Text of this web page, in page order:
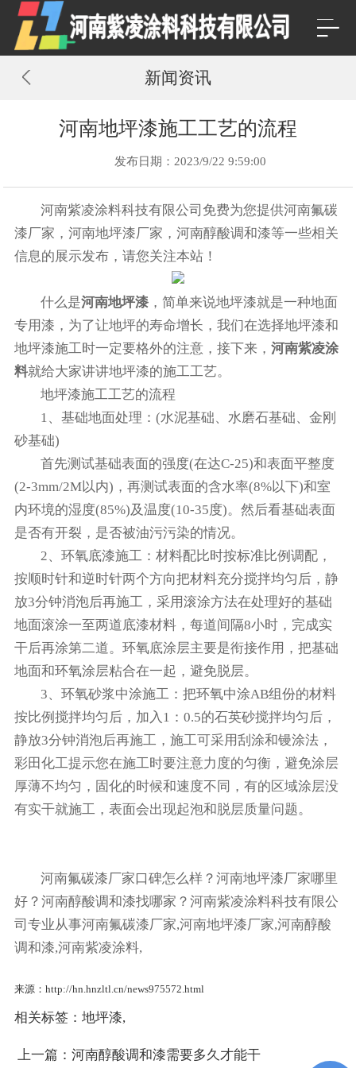
新闻资讯
河南地坪漆施工工艺的流程
发布日期：2023/9/22 9:59:00
河南紫凌涂料科技有限公司免费为您提供河南氟碳
漆厂家 ，河南地坪漆厂家，河南醇酸调和漆等一些相关
信息的展示发布，请您关注本站！
什么是河南地坪漆 ，简单来说地坪漆就是一种地面
专用漆，为了让地坪的寿命增长，我们在选择地坪漆和
地坪漆施工时一定要格外的注意，接下来， 河南紫凌涂
料就给大家讲讲地坪漆的施工工艺。
地坪漆施工工艺的流程
1、基础地面处理：(水泥基础、水磨石基础、金刚
砂基础)
首先测试基础表面的强度(在达C-25)和表面平整度
(2-3mm/2M以内)，再测试表面的含水率(8%以下)和室
内环境的湿度(85%)及温度(10-35度)。然后看基础表面
是否有开裂，是否被油污污染的情况。
2、环氧底漆施工：材料配比时按标准比例调配，
按顺时针和逆时针两个方向把材料充分搅拌均匀后，静
放3分钟消泡后再施工，采用滚涂方法在处理好的基础
地面滚涂一至两道底漆材料，每道间隔8小时，完成实
干后再涂第二道。环氧底涂层主要是衔接作用，把基础
地面和环氧涂层粘合在一起，避免脱层。
3、环氧砂浆中涂施工：把环氧中涂AB组份的材料
按比例搅拌均匀后，加入1：0.5的石英砂搅拌均匀后，
静放3分钟消泡后再施工，施工可采用刮涂和镘涂法，
彩田化工提示您在施工时要注意力度的匀衡，避免涂层
厚薄不均匀，固化的时候和速度不同，有的区域涂层没
有实干就施工，表面会出现起泡和脱层质量问题。
河南氟碳漆厂家口碑怎么样？河南地坪漆厂家哪里
好？河南醇酸调和漆找哪家？河南紫凌涂料科技有限公
司专业从事河南氟碳漆厂家,河南地坪漆厂家,河南醇酸
调和漆,河南紫凌涂料,
来源：http://hn.hnzltl.cn/news975572.html
相关标签： 地坪漆,
上一篇： 河南醇酸调和漆需要多久才能干